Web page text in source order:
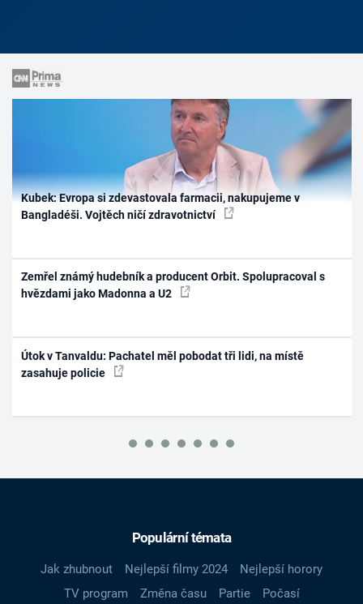
Kubek: Evropa si zdevastovala farmacii, nakupujeme v
Bangladéši. Vojtěch ničí zdravotnictví
Zemřel známý hudebník a producent Orbit. Spolupracoval s
hvězdami jako Madonna a U2
Útok v Tanvaldu: Pachatel měl pobodat tři lidi, na místě
zasahuje policie
Populární témata
Jak zhubnout Nejlepší filmy 2024
Nejlepší horory
TV program
Změna času Partie
Počasí